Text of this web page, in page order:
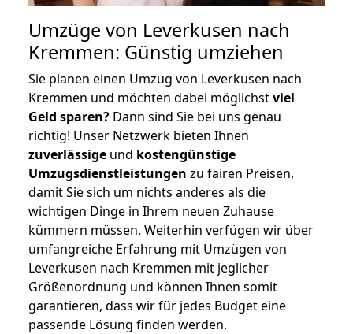
Umzüge von Leverkusen nach
Kremmen: Günstig umziehen
Sie planen einen Umzug von Leverkusen nach
Kremmen und möchten dabei möglichstviel
Geld sparen? Dann sind Sie bei uns genau
richtig! Unser Netzwerk bieten Ihnen
zuverlässige und kostengünstige
Umzugsdienstleistungen zu fairen Preisen,
damit Sie sich um nichts anderes als die
wichtigen Dinge in Ihrem neuen Zuhause
kümmern müssen. Weiterhin verfügen wir über
umfangreiche Erfahrung mit Umzügen von
Leverkusen nach Kremmen mit jeglicher
Größenordnung und können Ihnen somit
garantieren, dass wir für jedes Budget eine
passende Lösung finden werden.